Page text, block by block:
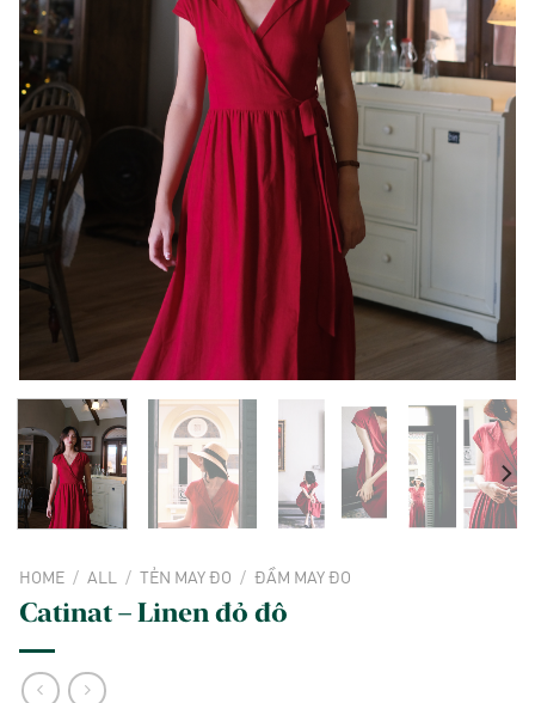
HOME / ALL / TẺN MAY ĐO / ĐẦM MAY ĐO
Catinat – Linen đỏ đô